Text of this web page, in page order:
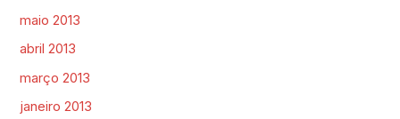
maio 2013
abril 2013
março 2013
janeiro 2013